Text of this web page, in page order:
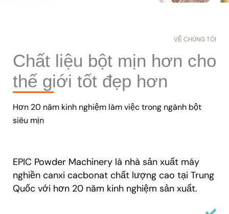
VỀ CHÚNG TÔI
Chất liệu bột mịn hơn cho
thế giới tốt đẹp hơn
Hơn 20 năm kinh nghiệm làm việc trong ngành bột
siêu mịn
EPIC Powder Machinery là nhà sản xuất máy
nghiền canxi cacbonat chất lượng cao tại Trung
Quốc với hơn 20 năm kinh nghiệm sản xuất.